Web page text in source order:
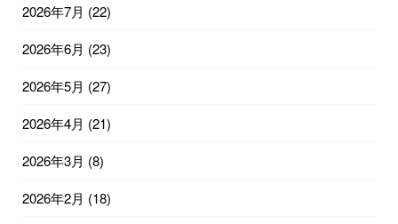
2026年7月 (22)
2026年6月 (23)
2026年5月 (27)
2026年4月 (21)
2026年3月 (8)
2026年2月 (18)